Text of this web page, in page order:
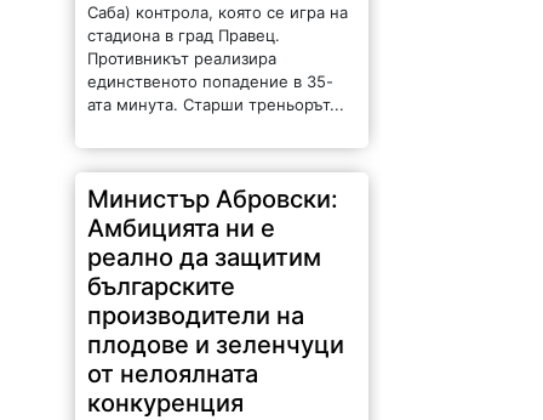
Саба) контрола, която се игра на
стадиона в град Правец.
Противникът реализира
единственото попадение в 35-
ата минута. Старши треньорът...
Министър Абровски:
Амбицията ни е
реално да защитим
българските
производители на
плодове и зеленчуци
от нелоялната
конкуренция